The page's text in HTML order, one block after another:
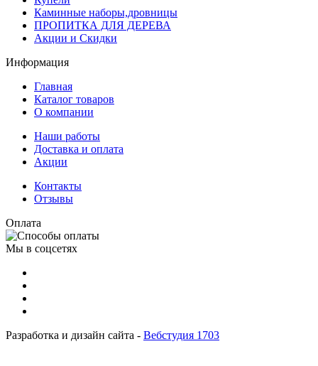
Каминные наборы,дровницы
ПРОПИТКА ДЛЯ ДЕРЕВА
Акции и Скидки
Информация
Главная
Каталог товаров
О компании
Наши работы
Доставка и оплата
Акции
Контакты
Отзывы
Оплата
Мы в соцсетях
Разработка и дизайн сайта - Вебстудия 1703